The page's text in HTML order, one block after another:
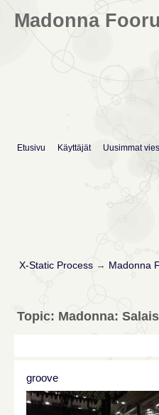
Madonna
Etusivu Käyttäjät Uusimmat
X-Static Process→ Madonna
Topic: Madonna:
groove